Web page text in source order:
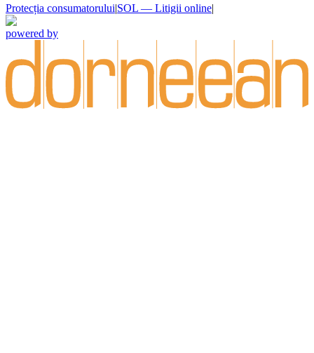
Protecția consumatorului|SOL — Litigii online|
powered by